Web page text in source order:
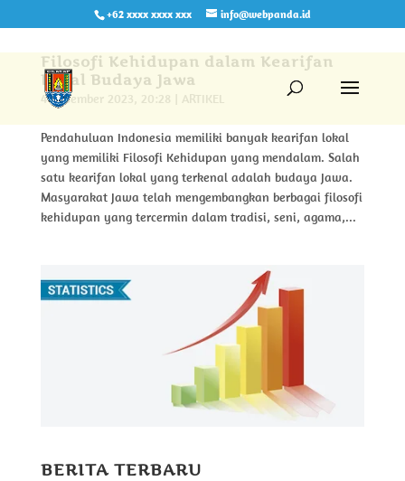
+62 xxxx xxxx xxx info@webpanda.id
Filosofi Kehidupan dalam Kearifan
Lokal Budaya Jawa
4 Desember 2023, 20:28 ARTIKEL
Pendahuluan Indonesia memiliki banyak kearifan lokal
yang memiliki Filosofi Kehidupan yang mendalam. Salah
satu kearifan lokal yang terkenal adalah budaya Jawa.
Masyarakat Jawa telah mengembangkan berbagai filosofi
kehidupan yang tercermin dalam tradisi, seni, agama,...
BERITA TERBARU